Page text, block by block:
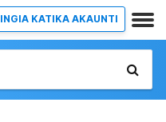
INGIA KATIKA AKAUNTI